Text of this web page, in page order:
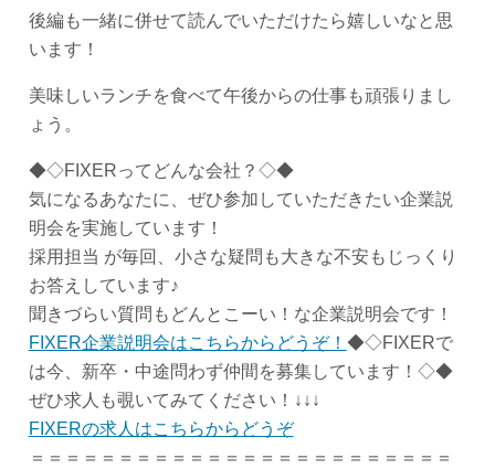
後編も一緒に併せて読んでいただけたら嬉しいなと思
います！
美味しいランチを食べて午後からの仕事も頑張りまし
ょう。
◆◇FIXERってどんな会社？◇◆
気になるあなたに、ぜひ参加していただきたい企業説
明会を実施しています！
採用担当 が毎回、小さな疑問も大きな不安もじっくり
お答えしています♪
聞きづらい質問もどんとこーい！な企業説明会です！
FIXER企業説明会はこちらからどうぞ！ ◆◇FIXERで
は今、新卒・中途問わず仲間を募集しています！◇◆
ぜひ求人も覗いてみてください！↓↓↓
FIXERの求人はこちらからどうぞ
＝＝＝＝＝＝＝＝＝＝＝＝＝＝＝＝＝＝＝＝＝＝＝＝